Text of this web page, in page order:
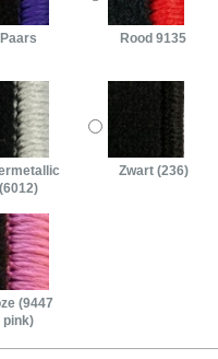
Paars Rood 9135
(6012)
Zwart (236)
(9447
pink)